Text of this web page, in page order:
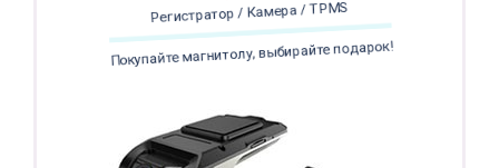
Регистратор / Камера / TPMS
Покупайте магнитолу, выбирайте подарок!